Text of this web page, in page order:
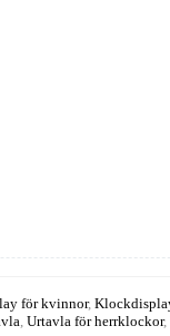
för kvinnor,
Urtavla för herrklockor,